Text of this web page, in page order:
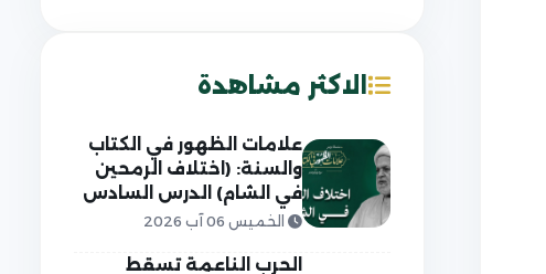
الاكثر مشاهدة
علامات الظهور في الكتاب
والسنة: (اختلاف الرمحين
في الشام) الدرس السادس
الخميس 06 آب 2026
الحرب الناعمة تسقط